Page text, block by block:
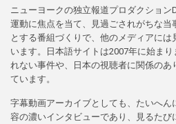
ニューヨークの独立報道プロダクショ
運動に焦点を当て、見過ごされがちな当
とする番組づくりで、他のメディアに
います。日本語サイトは2007年に始ま
れない事件や、日本の視聴者に関係のあ
ています。
字幕動画アーカイブとしても、たいへん
容の濃いインタビューであり、見るたび